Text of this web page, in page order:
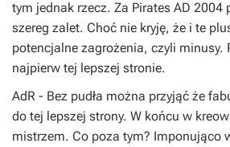
tym jednak rzecz. Za Pirates AD 2004
szereg zalet. Choć nie kryję, że i te
potencjalne zagrożenia, czyli minusy.
najpierw tej lepszej stronie.
AdR - Bez pudła można przyjąć że
do tej lepszej strony. W końcu w
mistrzem. Co poza tym? Imponująco